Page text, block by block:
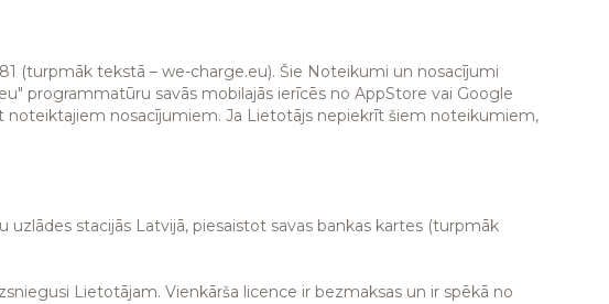
(turpmāk tekstā – we-charge.eu). Šie Noteikumi un nosacījumi
programmatūru savās mobilajās ierīcēs no AppStore vai Google
noteiktajiem nosacījumiem. Ja Lietotājs nepiekrīt šiem noteikumiem,
stacijās Latvijā, piesaistot savas bankas kartes (turpmāk
Lietotājam. Vienkārša licence ir bezmaksas un ir spēkā no